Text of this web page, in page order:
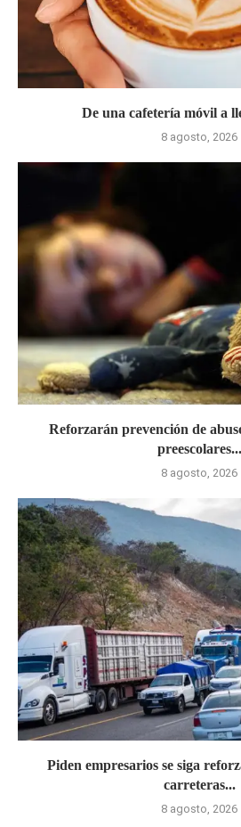
De una cafetería móvil a
8 agosto, 2026
Reforzarán prevención de
preescolares...
8 agosto, 2026
Piden empresarios se siga
carreteras...
8 agosto, 2026